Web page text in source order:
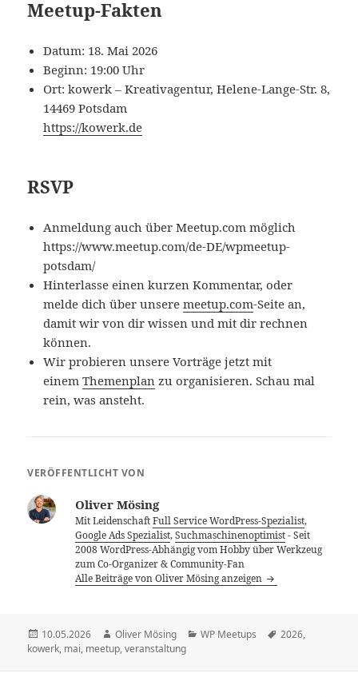
Meetup-Fakten
Datum: 18. Mai 2026
Beginn: 19:00 Uhr
Ort: kowerk – Kreativagentur, Helene-Lange-Str. 8,
14469 Potsdam
https://kowerk.de
RSVP
Anmeldung auch über Meetup.com möglich
https://www.meetup.com/de-DE/wpmeetup-
potsdam/
Hinterlasse einen kurzen Kommentar, oder
melde dich über unseremeetup.com-Seite an,
damit wir von dir wissen und mit dir rechnen
können.
Wir probieren unsere Vorträge jetzt mit
einemThemenplan zu organisieren. Schau mal
rein, was ansteht.
VERÖFFENTLICHT VON
Oliver Mösing
Mit LeidenschaftFull Service WordPress-Spezialist,
Google Ads Spezialist,Suchmaschinenoptimist- Seit
2008 WordPress-Abhängig vom Hobby über Werkzeug
zum Co-Organizer & Community-Fan
Alle Beiträge von Oliver Mösing anzeigen
Veröffentlicht
am
10.05.2026 Autor
Oliver Mösing Kategorien
WP Meetups Schlagwörter
2026,
kowerk, mai, meetup,veranstaltung